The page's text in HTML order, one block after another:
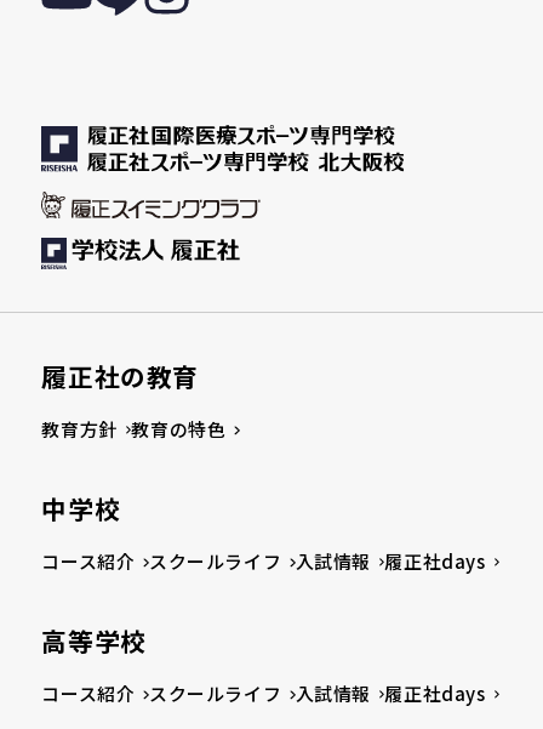
履正社の教育
教育方針 教育の特色
中学校
コース紹介 スクールライフ 入試情報 履正社days
高等学校
コース紹介 スクールライフ 入試情報 履正社days